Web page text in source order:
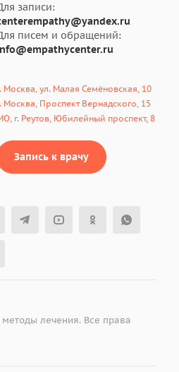
записи:
писем и обращений:
Москва, ул. Малая Семёновская, 10
Москва, Проспект Вернадского, 15
г. Реутов, Юбилейный проспект, 8
Запись к врачу
лечения. Все права